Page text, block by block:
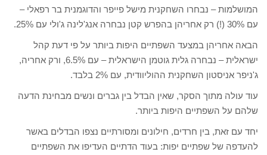
המושלמות – נבחרו השחקנית מישל פייפר והדוגמנית בר רפאלי –
עם 30% (!) רק אחריהן בהפרש קטן נבחרה אנג'לינה ג'ולי עם 25%.
הבאה אחריהן במצעד השפתיים היפות ביותר על פי דעת קהל
ישראלית – נבחרה גלית גוטמן הישראלית – עם 6.5%, ורק אחריה,
ג'ניפר אניסטון השחקנית ההוליוודית, עם 2% בלבד.
עוד עולה מתוך הסקר, שאין הבדל בין גברים ונשים מבחינת הדעה
שלהם על השפתיים היפות ביותר.
יחד עם זאת, בין חרדים, חילונים ומסורתיים נצפו הבדלים באשר
להעדפה של שפתיים יפות: בעוד הדתיים העדיפו את השפתיים